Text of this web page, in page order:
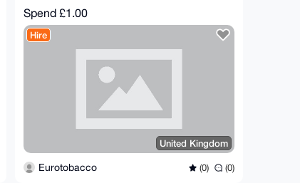
Spend £1.00
Hire
United Kingdom
Eurotobacco (0) (0)